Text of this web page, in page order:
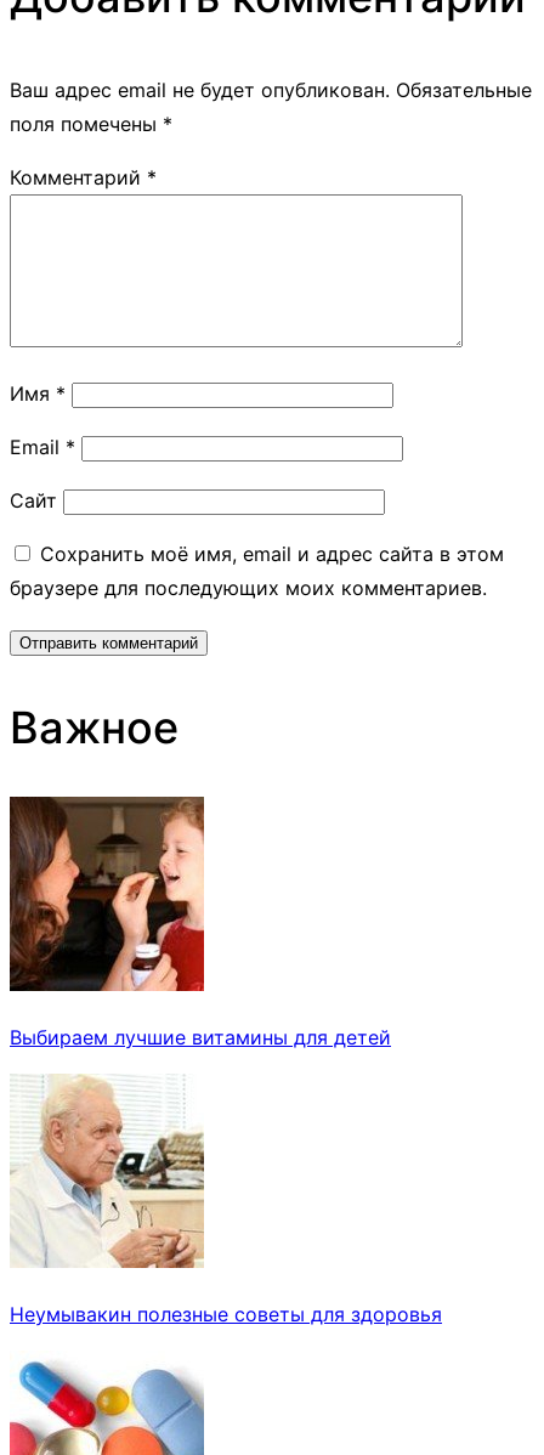
Ваш адрес email не будет опубликован. Обязательные
поля помечены *
Комментарий *
Имя *
Email *
Сайт
Сохранить моё имя, email и адрес сайта в этом
браузере для последующих моих комментариев.
Важное
Выбираем лучшие витамины для детей
Неумывакин полезные советы для здоровья